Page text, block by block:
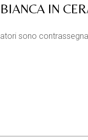
IN
sono